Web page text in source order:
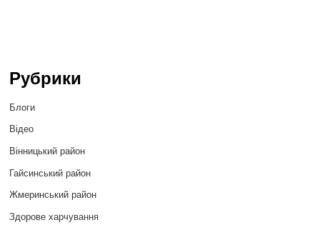
Рубрики
Блоги
Відео
Вінницький район
Гайсинський район
Жмеринський район
Здорове харчування